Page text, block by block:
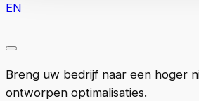
EN
Breng uw bedrijf naar een hoger
ontworpen optimalisaties.